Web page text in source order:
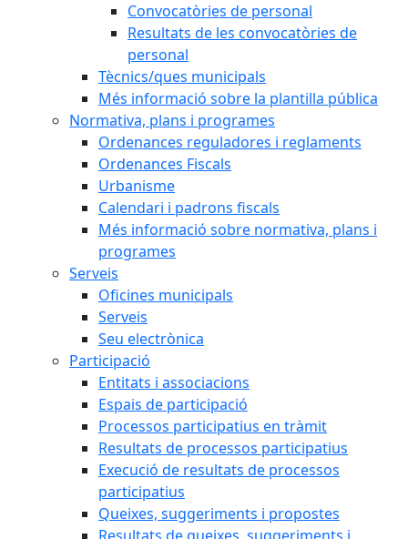
Convocatòries de personal
Resultats de les convocatòries de
personal
Tècnics/ques municipals
Més informació sobre la plantilla pública
Normativa, plans i programes
Ordenances reguladores i reglaments
Ordenances Fiscals
Urbanisme
Calendari i padrons fiscals
Més informació sobre normativa, plans i
programes
Serveis
Oficines municipals
Serveis
Seu electrònica
Participació
Entitats i associacions
Espais de participació
Processos participatius en tràmit
Resultats de processos participatius
Execució de resultats de processos
participatius
Queixes, suggeriments i propostes